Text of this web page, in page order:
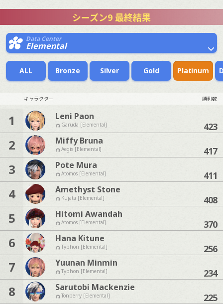
シーズン9 最終結果
Data Center
Elemental
ALL Bronze Silver Gold Platinum
キャラクター 勝利数
1 Leni Paon
Garuda [Elemental] 423
2 Miffy Bruna
Aegis [Elemental] 417
3 Pote Mura
Atomos [Elemental] 411
4 Amethyst Stone
Kujata [Elemental] 408
5 Hitomi Awandah
Atomos [Elemental] 370
6 Hana Kitune
Typhon [Elemental] 256
7 Yuunan Minmin
Typhon [Elemental] 234
8 Sarutobi Mackenzie
Tonberry [Elemental] 225